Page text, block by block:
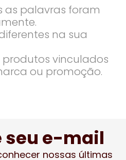
as palavras foram
na sua
vinculados
ou promoção.
seu e-mail
nossas últimas